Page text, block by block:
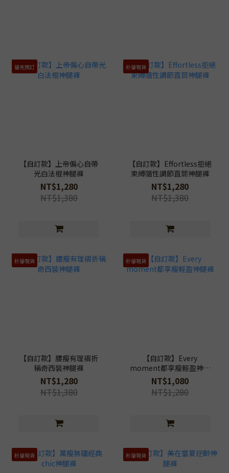
搶先預訂
【自訂款】上帝偏心自帶
光白法棍神腿褲
NT$1,280
NT$1,380
秒搶現貨
【自訂款】Effortless拒絕
束縛隨性調節直筒神腿褲
NT$1,280
NT$1,380
秒搶現貨
【自訂款】腰瘦有理褶折
稱奇西裝神腿褲
NT$1,280
NT$1,380
秒搶現貨
【自訂款】Every
moment都享瘦輕盈神腿
褲
NT$1,080
NT$1,280
秒搶現貨 秒搶現貨